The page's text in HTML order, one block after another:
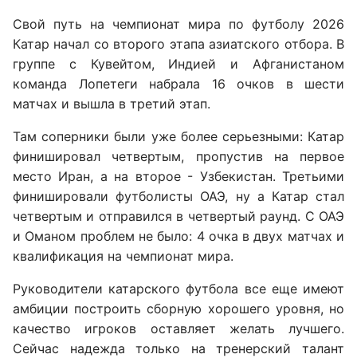
Свой путь на чемпионат мира по футболу 2026
Катар начал со второго этапа азиатского отбора. В
группе с Кувейтом, Индией и Афганистаном
команда Лопетеги набрала 16 очков в шести
матчах и вышла в третий этап.
Там соперники были уже более серьезными: Катар
финишировал четвертым, пропустив на первое
место Иран, а на второе - Узбекистан. Третьими
финишировали футболисты ОАЭ, ну а Катар стал
четвертым и отправился в четвертый раунд. С ОАЭ
и Оманом проблем не было: 4 очка в двух матчах и
квалификация на чемпионат мира.
Руководители катарского футбола все еще имеют
амбиции построить сборную хорошего уровня, но
качество игроков оставляет желать лучшего.
Сейчас надежда только на тренерский талант